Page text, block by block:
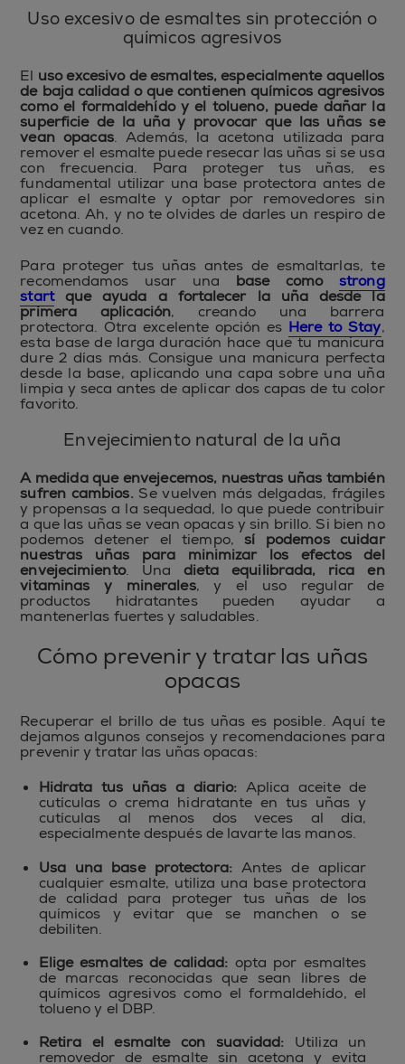
Uso excesivo de esmaltes sin protección o
químicos agresivos
El uso excesivo de esmaltes, especialmente aquellos
de baja calidad o que contienen químicos agresivos
como el formaldehído y el tolueno, puede dañar la
superficie de la uña y provocar que las uñas se
vean opacas. Además, la acetona utilizada para
remover el esmalte puede resecar las uñas si se usa
con frecuencia. Para proteger tus uñas, es
fundamental utilizar una base protectora antes de
aplicar el esmalte y optar por removedores sin
acetona. Ah, y no te olvides de darles un respiro de
vez en cuando.
Para proteger tus uñas antes de esmaltarlas, te
recomendamos usar una base comostrong
startque ayuda a fortalecer la uña desde la
primera aplicación, creando una barrera
protectora. Otra excelente opción es Here to Stay,
esta base de larga duración hace que tu manicura
dure 2 días más. Consigue una manicura perfecta
desde la base, aplicando una capa sobre una uña
limpia y seca antes de aplicar dos capas de tu color
favorito.
Envejecimiento natural de la uña
A medida que envejecemos, nuestras uñas también
sufren cambios. Se vuelven más delgadas, frágiles
y propensas a la sequedad, lo que puede contribuir
a que las uñas se vean opacas y sin brillo. Si bien no
podemos detener el tiempo, sí podemos cuidar
nuestras uñas para minimizar los efectos del
envejecimiento. Una dieta equilibrada, rica en
vitaminas y minerales, y el uso regular de
productos hidratantes pueden ayudar a
mantenerlas fuertes y saludables.
Cómo prevenir y tratar las uñas
opacas
Recuperar el brillo de tus uñas es posible. Aquí te
dejamos algunos consejos y recomendaciones para
prevenir y tratar las uñas opacas:
Hidrata tus uñas a diario: Aplica aceite de
cutículas o crema hidratante en tus uñas y
cutículas al menos dos veces al día,
especialmente después de lavarte las manos.
Usa una base protectora:Antes de aplicar
cualquier esmalte, utiliza una base protectora
de calidad para proteger tus uñas de los
químicos y evitar que se manchen o se
debiliten.
Elige esmaltes de calidad: opta por esmaltes
de marcas reconocidas que sean libres de
químicos agresivos como el formaldehído, el
tolueno y el DBP.
Retira el esmalte con suavidad: Utiliza un
removedor de esmalte sin acetona y evita